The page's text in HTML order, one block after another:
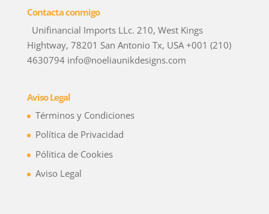
Contacta conmigo
Unifinancial Imports LLc. 210, West Kings
Hightway, 78201 San Antonio Tx, USA +001 (210)
4630794 info@noeliaunikdesigns.com
Aviso Legal
Términos y Condiciones
Política de Privacidad
Pólitica de Cookies
Aviso Legal